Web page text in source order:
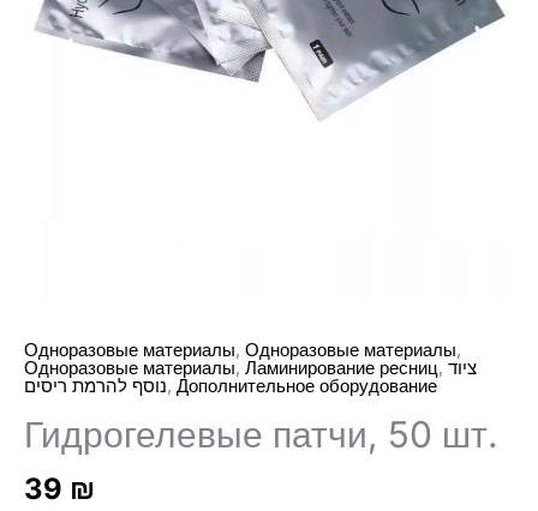
Одноразовые материалы, Одноразовые материалы,
Одноразовые материалы, Ламинирование ресниц, ציוד
נוסף להרמת ריסים, Дополнительное оборудование
Гидрогелевые патчи, 50 шт.
39 ₪